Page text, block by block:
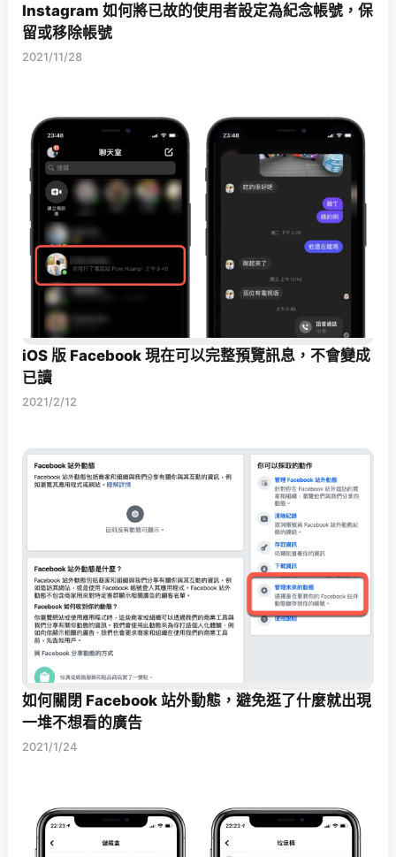
Instagram 如何將已故的使用者設定為紀念帳號，保
留或移除帳號
2021/11/28
iOS 版 Facebook 現在可以完整預覽訊息，不會變成
已讀
2021/2/12
如何關閉 Facebook 站外動態，避免逛了什麼就出現
一堆不想看的廣告
2021/1/24